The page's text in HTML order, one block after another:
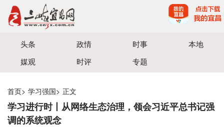
宜昌三峡融媒体中心主办
头条 政情 时事
本地
媒观
时评 专题
首页> 学习强国> 正文
学习进行时丨从网络生态治理，领会习近平总书记强
调的系统观念